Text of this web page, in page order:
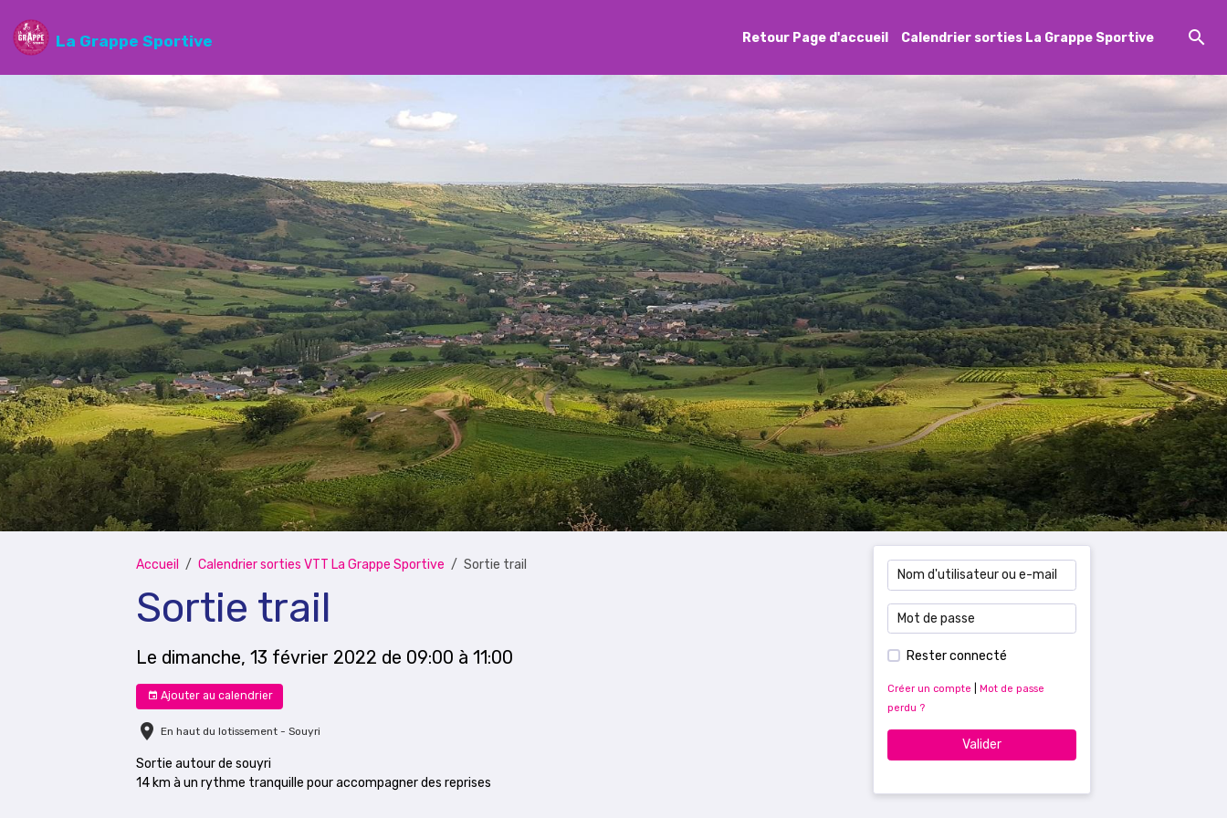
La Grappe Sportive Retour Page d'accueil Calendrier sorties La Grappe Sportive
Accueil Calendrier sorties VTT La Grappe Sportive Sortie trail
Sortie trail
Le dimanche, 13 février 2022 de 09:00 à 11:00
Ajouter au calendrier
En haut du lotissement - Souyri
Sortie autour de souyri
14 km à un rythme tranquille pour accompagner des reprises
Rester connecté
Créer un compte
Mot de passe
perdu ?
Valider